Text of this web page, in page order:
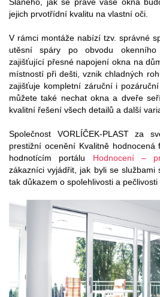
Slaného, jak se právě vaše okna
jejich prvotřídní kvalitu na vlastní oči.
V rámci montáže nabízí tzv. správné
utěsní spáry po obvodu
zajišťující přesné napojení okna na
místností při dešti, vznik chladných
zajišťuje kompletní záruční i
můžete také nechat okna a dveře
kvalitní řešení všech detailů a další
Společnost VORLÍČEK-PLAST za
prestižní ocenění Kvalitně hodnocená
hodnotícím portálu Hodnocení –
zákazníci vyjádřit, jak byli se službami
tak důkazem o spolehlivosti a pečlivosti